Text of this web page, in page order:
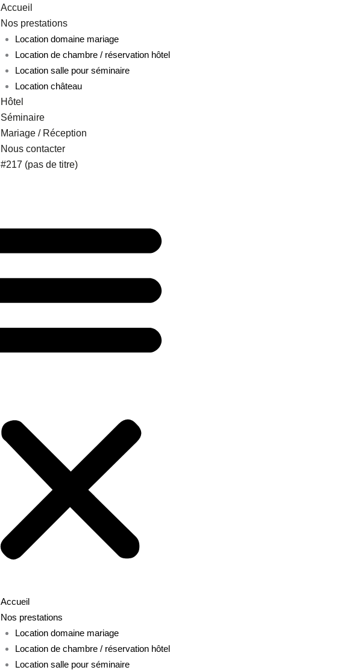
Accueil
Nos prestations
Location domaine mariage
Location de chambre / réservation hôtel
Location salle pour séminaire
Location château
Hôtel
Séminaire
Mariage / Réception
Nous contacter
#217 (pas de titre)
Accueil
Nos prestations
Location domaine mariage
Location de chambre / réservation hôtel
Location salle pour séminaire